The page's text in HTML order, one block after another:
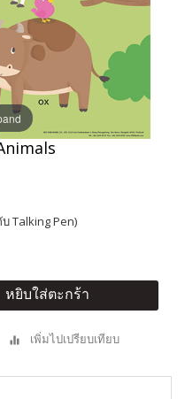
Talking Pen)
หยิบใส่ตะกร้า
เพิ่มไปเปรียบเทียบ